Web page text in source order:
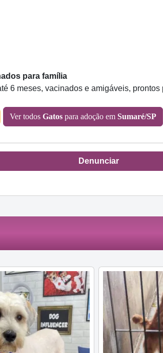
para família
6 meses, vacinados e amigáveis,
Ver todos Gatos para adoção em Sumaré/SP
Denunciar